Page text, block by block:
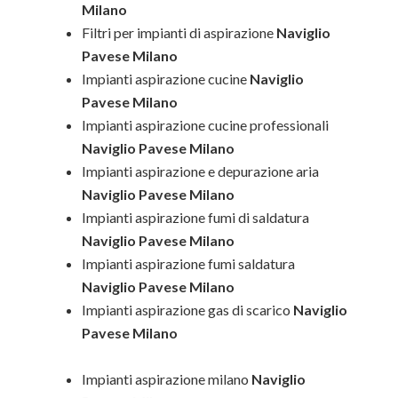
Milano
Filtri per impianti di aspirazione Naviglio
Pavese Milano
Impianti aspirazione cucine Naviglio
Pavese Milano
Impianti aspirazione cucine professionali
Naviglio Pavese Milano
Impianti aspirazione e depurazione aria
Naviglio Pavese Milano
Impianti aspirazione fumi di saldatura
Naviglio Pavese Milano
Impianti aspirazione fumi saldatura
Naviglio Pavese Milano
Impianti aspirazione gas di scarico Naviglio
Pavese Milano
Impianti aspirazione milano Naviglio